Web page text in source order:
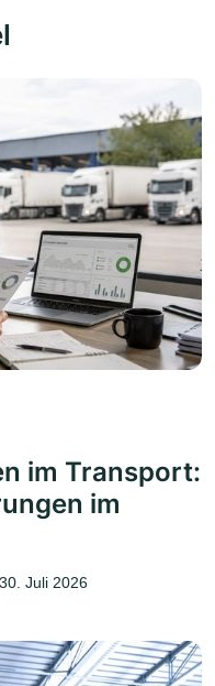
im Transport:
im
30. Juli 2026